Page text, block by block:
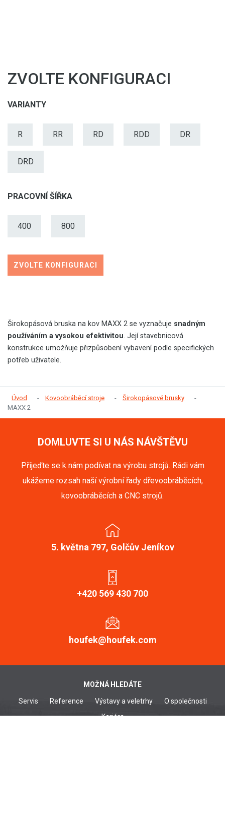
ZVOLTE KONFIGURACI
VARIANTY
R RR RD RDD DR
DRD
PRACOVNÍ ŠÍŘKA
400 800
ZVOLTE KONFIGURACI
Širokopásová bruska na kov MAXX 2 se vyznačuje snadným
používáním a vysokou efektivitou. Její stavebnicová
konstrukce umožňuje přizpůsobení vybavení podle specifických
potřeb uživatele.
Úvod Kovoobráběcí stroje
Širokopásové brusky
MAXX 2
DOMLUVTE SI U NÁS NÁVŠTĚVU
Přijeďte se k nám podívat na výrobu strojů. Rádi vám
ukážeme rozsah naší výrobní řady dřevoobráběcích,
kovoobráběcích a CNC strojů.
5. května 797, Golčův Jeníkov
+420 569 430 700
houfek@houfek.com
MOŽNÁ HLEDÁTE
Servis Reference Výstavy a veletrhy
O společnosti
Kariéra